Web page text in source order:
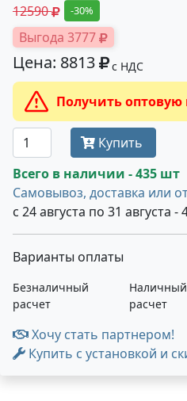
12590 -30%
Выгода 3777
Цена: 8813 с НДС
Получить оптовую
Купить
Всего в наличии - 435 шт
Самовывоз, доставка или
с 24 августа по 31 августа -
Варианты оплаты
Безналичный
расчет
Наличный
расчет
Хочу стать партнером!
Купить с установкой и